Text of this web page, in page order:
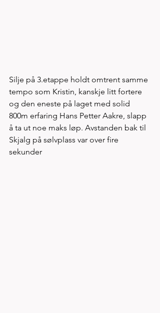
Silje på 3.etappe holdt omtrent samme
tempo som Kristin, kanskje litt fortere
og den eneste på laget med solid
800m erfaring Hans Petter Aakre, slapp
å ta ut noe maks løp. Avstanden bak til
Skjalg på sølvplass var over fire
sekunder